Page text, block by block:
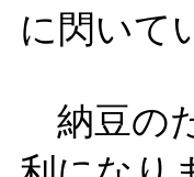
に閃いて
納豆の